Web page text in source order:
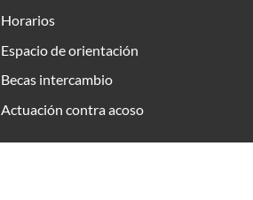
Horarios
Espacio de orientación
Becas intercambio
Actuación contra acoso